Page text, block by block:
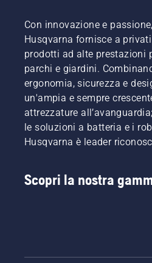
prodotti
a
questo
problema
è
notevolmente
ridotto.
Con innovazione e
Husqvarna fornisce a
prodotti ad alte prestazioni
parchi e giardini.
ergonomia, sicurezza e
un'ampia e sempre
attrezzature
le soluzioni a batteria e i
Husqvarna è leader
Scopri la nostra